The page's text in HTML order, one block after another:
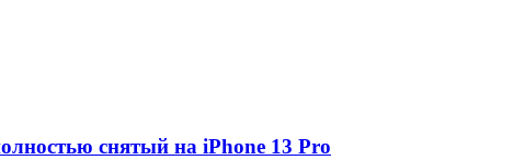
снятый на iPhone 13 Pro